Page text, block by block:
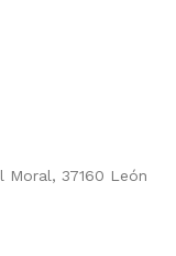
Moral, 37160 León